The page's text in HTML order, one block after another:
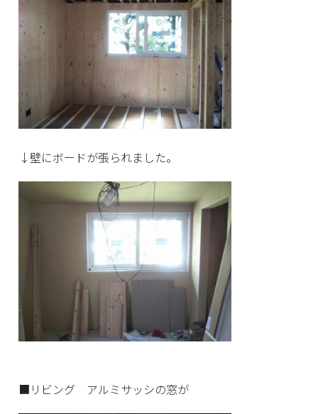
↓壁にボードが張られました。
■リビング アルミサッシの窓が